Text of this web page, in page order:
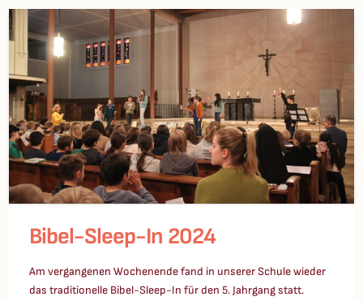
Bibel-Sleep-In 2024
Am vergangenen Wochenende fand in unserer Schule wieder
das traditionelle Bibel-Sleep-In für den 5. Jahrgang statt.